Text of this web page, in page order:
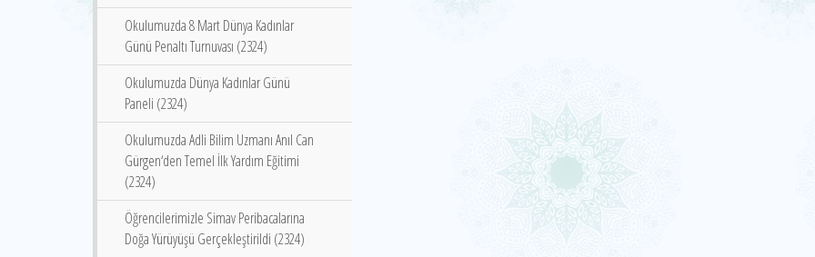
Okulumuzda 8 Mart Dünya Kadınlar
Günü Penaltı Turnuvası (2324)
Okulumuzda Dünya Kadınlar Günü
Paneli (2324)
Okulumuzda Adli Bilim Uzmanı Anıl Can
Gürgen‘den Temel İlk Yardım Eğitimi
(2324)
Öğrencilerimizle Simav Peribacalarına
Doğa Yürüyüşü Gerçekleştirildi (2324)